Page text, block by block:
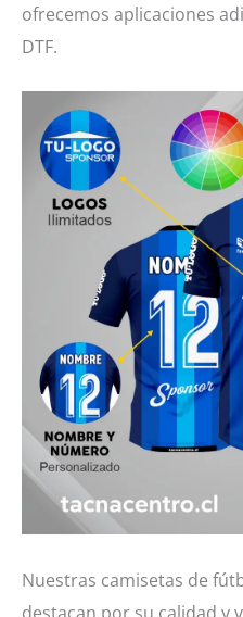
ofrecemos aplicaciones
DTF.
Nuestras camisetas de
destacan por su calidad y